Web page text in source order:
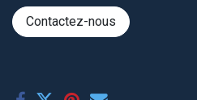
Contactez-nous